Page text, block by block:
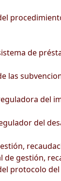
de
las
del
del
de gestión,
protocolo